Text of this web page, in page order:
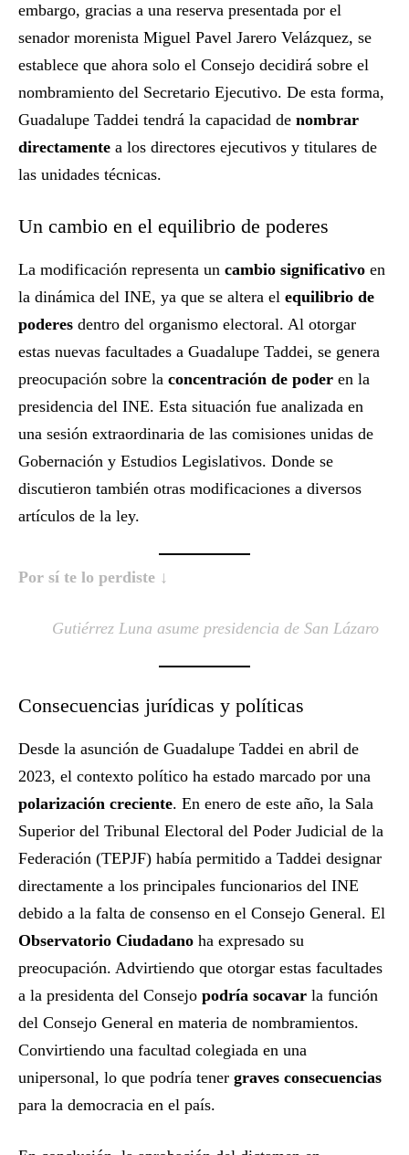
embargo, gracias a una reserva presentada por el
senador morenista Miguel Pavel Jarero Velázquez, se
establece que ahora solo el Consejo decidirá sobre el
nombramiento del Secretario Ejecutivo. De esta forma,
Guadalupe Taddei tendrá la capacidad de nombrar
directamente a los directores ejecutivos y titulares de
las unidades técnicas.
Un cambio en el equilibrio de poderes
La modificación representa un cambio significativo en
la dinámica del INE, ya que se altera el equilibrio de
poderes dentro del organismo electoral. Al otorgar
estas nuevas facultades a Guadalupe Taddei, se genera
preocupación sobre la concentración de poder en la
presidencia del INE. Esta situación fue analizada en
una sesión extraordinaria de las comisiones unidas de
Gobernación y Estudios Legislativos. Donde se
discutieron también otras modificaciones a diversos
artículos de la ley.
Por sí te lo perdiste ↓
Gutiérrez Luna asume presidencia de San Lázaro
Consecuencias jurídicas y políticas
Desde la asunción de Guadalupe Taddei en abril de
2023, el contexto político ha estado marcado por una
polarización creciente. En enero de este año, la Sala
Superior del Tribunal Electoral del Poder Judicial de la
Federación (TEPJF) había permitido a Taddei designar
directamente a los principales funcionarios del INE
debido a la falta de consenso en el Consejo General. El
Observatorio Ciudadano ha expresado su
preocupación. Advirtiendo que otorgar estas facultades
a la presidenta del Consejo podría socavar la función
del Consejo General en materia de nombramientos.
Convirtiendo una facultad colegiada en una
unipersonal, lo que podría tener graves consecuencias
para la democracia en el país.